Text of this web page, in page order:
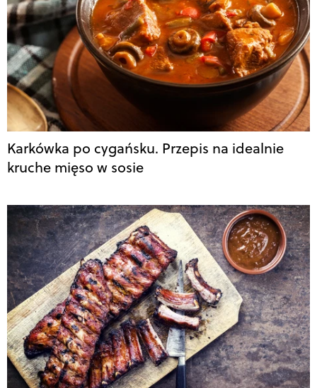
Karkówka po cygańsku. Przepis na idealnie
kruche mięso w sosie